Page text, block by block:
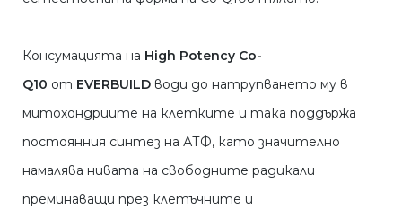
Консумацията на High Potency Co-
Q10 от EVERBUILD води до натрупването му в
митохондриите на клетките и така поддържа
постоянния синтез на АТФ, като значително
намалява нивата на свободните радикали
преминаващи през клетъчните и